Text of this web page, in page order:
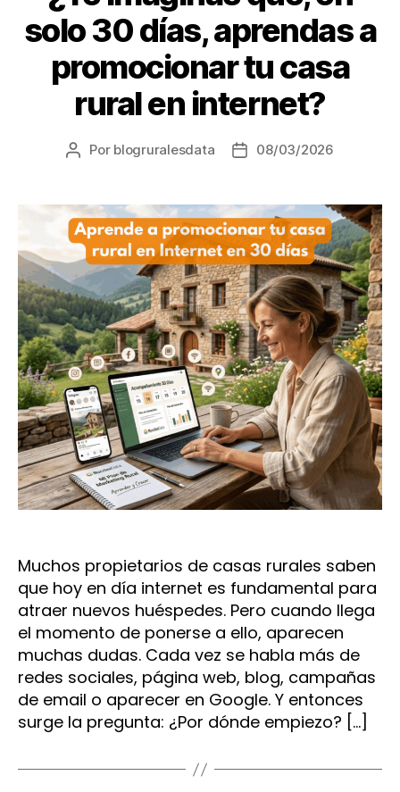
solo 30 días, aprendas a
promocionar tu casa
rural en internet?
Autor
entrada
Por blogruralesdata
Fecha
entrada
08/03/2026
Muchos propietarios de casas rurales saben
que hoy en día internet es fundamental para
atraer nuevos huéspedes. Pero cuando llega
el momento de ponerse a ello, aparecen
muchas dudas. Cada vez se habla más de
redes sociales, página web, blog, campañas
de email o aparecer en Google. Y entonces
surge la pregunta: ¿Por dónde empiezo? […]